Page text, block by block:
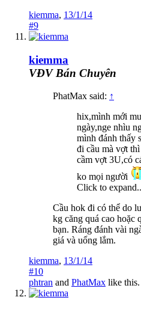
kiemma, 13/1/14
#9
kiemma
VĐV Bán Chuyên
PhatMax said: ↑
hix,mình mới
ngày,nge nhìu
mình đánh thấy
đi cầu mà vợt
cầm vợt 3U,có
ko mọi người
Click to
Cầu hok đi có thể do
kg căng quá cao hoặc
bạn. Ráng đánh vài
giá và uổng lắm.
kiemma, 13/1/14
#10
phtran and PhatMax like this.